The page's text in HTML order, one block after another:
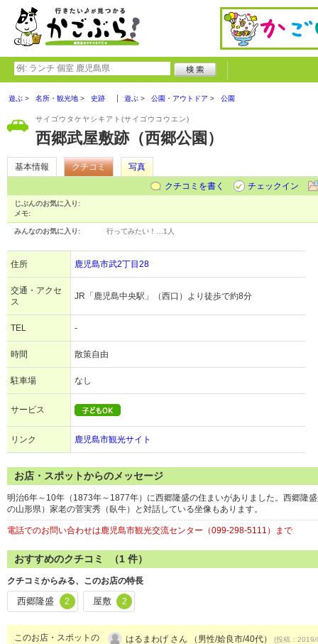
遊ぶ 名所・観光地 史跡 遊ぶ 公園・アウトドア 公園
サイゴウタケヤシキアト(サイゴウコウエン)
西郷武屋敷跡（西郷公園）
基本情報 クチコミ
写真
クチコミを書く
チェックイン
じぶんのお気に入り:
メモ:
みんなのお気に入り: 行ってみたい！… 1人
住所 鹿児島市武2丁目28
交通・アクセ
ス
JR「鹿児島中央駅」（西口）より徒歩で約8分
TEL -
時間 散策自由
駐車場 なし
サービス
リンク 鹿児島市観光サイト
お店・スポットからのメッセージ
明治6年～10年（1873年～1877年）に西郷隆盛の住まいがありました。西郷隆
の山形県）家老の菅実秀（臥牛）と対話している坐像もあります。
電話でのお問い合わせは鹿児島市観光交流センター（099-298-5111）まで
おすすめのクチコミ （1 件）
クチコミからみる、このお店の特長
西郷隆盛 2 屋敷 2
このお店・スポットの
はるまわげ さん （男性/姶良市/40代） (投稿：